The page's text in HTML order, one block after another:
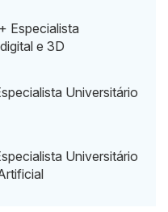
Especialista
e 3D
Universitário
Universitário